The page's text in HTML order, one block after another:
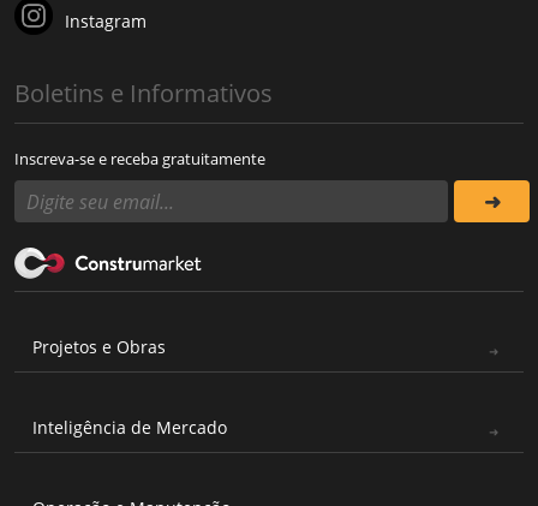
Instagram
Boletins e Informativos
Inscreva-se e receba gratuitamente
Projetos e Obras
Inteligência de Mercado